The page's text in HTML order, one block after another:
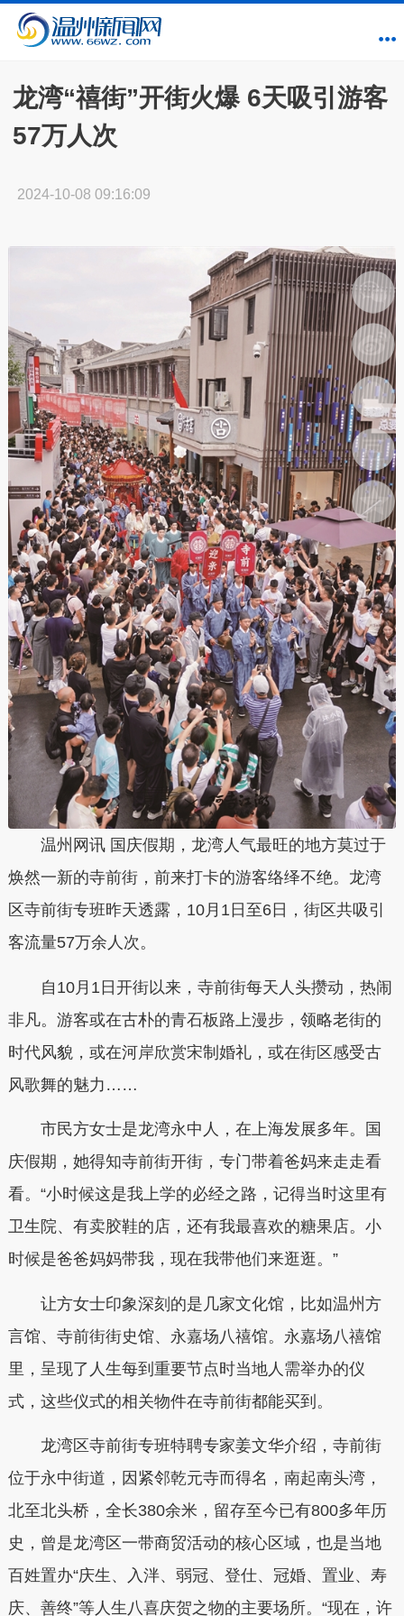
龙湾“禧街”开街火爆 6天吸引游客
57万人次
2024-10-08 09:16:09
温州网讯 国庆假期，龙湾人气最旺的地方莫过于
焕然一新的寺前街，前来打卡的游客络绎不绝。龙湾
区寺前街专班昨天透露，10月1日至6日，街区共吸引
客流量57万余人次。
自10月1日开街以来，寺前街每天人头攒动，热闹
非凡。游客或在古朴的青石板路上漫步，领略老街的
时代风貌，或在河岸欣赏宋制婚礼，或在街区感受古
风歌舞的魅力……
市民方女士是龙湾永中人，在上海发展多年。国
庆假期，她得知寺前街开街，专门带着爸妈来走走看
看。“小时候这是我上学的必经之路，记得当时这里有
卫生院、有卖胶鞋的店，还有我最喜欢的糖果店。小
时候是爸爸妈妈带我，现在我带他们来逛逛。”
让方女士印象深刻的是几家文化馆，比如温州方
言馆、寺前街街史馆、永嘉场八禧馆。永嘉场八禧馆
里，呈现了人生每到重要节点时当地人需举办的仪
式，这些仪式的相关物件在寺前街都能买到。
龙湾区寺前街专班特聘专家姜文华介绍，寺前街
位于永中街道，因紧邻乾元寺而得名，南起南头湾，
北至北头桥，全长380余米，留存至今已有800多年历
史，曾是龙湾区一带商贸活动的核心区域，也是当地
百姓置办“庆生、入泮、弱冠、登仕、冠婚、置业、寿
庆、善终”等人生八喜庆贺之物的主要场所。“现在，许